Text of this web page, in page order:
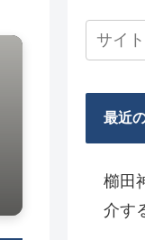
最近
櫛田
介す